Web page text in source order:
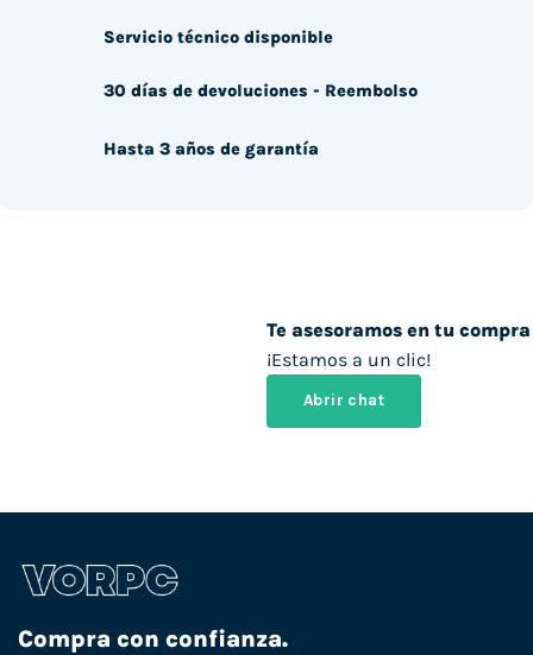
Te asesoramos en tu compra
¡Estamos a un clic!
Abrir chat
Servicio técnico disponible
30 días de devoluciones - Reembolso
Hasta 3 años de garantía
Compra con confianza.